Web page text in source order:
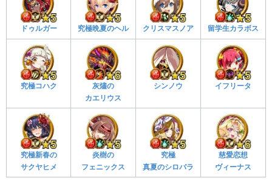
ドゥルガー 究極晩夏のヘル クリスマスノア 留学生カラボス
究極コハク
灰燼の
カエリウス
シンノウ イフリータ
究極新春の
サクヤヒメ
炎樹の
フェニックス
究極
真夏のシロバラ
慈愛恋想
ヴィーナス